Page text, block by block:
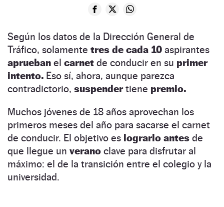
Según los datos de la Dirección General de
Tráfico, solamente tres de cada 10 aspirantes
aprueban el carnet de conducir en su primer
intento. Eso sí, ahora, aunque parezca
contradictorio, suspendertiene premio.
Muchos jóvenes de 18 años aprovechan los
primeros meses del año para sacarse el carnet
de conducir. El objetivo es lograrlo antes de
que llegue un verano clave para disfrutar al
máximo: el de la transición entre el colegio y la
universidad.